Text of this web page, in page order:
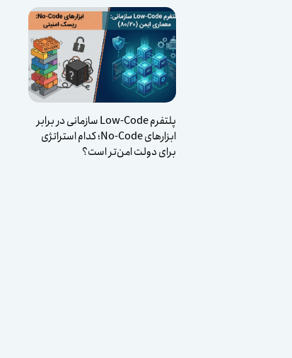
پلتفرم Low-Code سازمانی در برابر
ابزارهای No-Code؛ کدام استراتژی
برای دولت امن‌تر است؟